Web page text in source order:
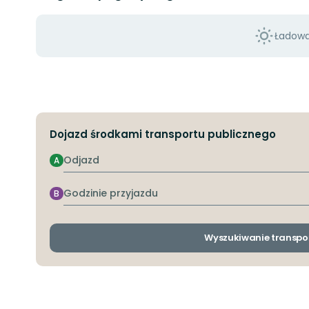
Dojazd środkami transportu publicznego
Odjazd
A
Godzinie
przyjazdu
B
Wyszukiwanie